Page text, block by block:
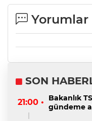
Yorumlar
SON
21:00 •
Bakanlık
gündeme